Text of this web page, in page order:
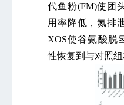
代鱼粉(FM)使团
用率降低，氮排
XOS使谷氨酸脱
性恢复到与对照组